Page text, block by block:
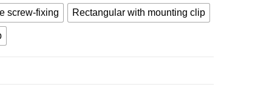
screw-fixing Rectangular with mounting clip